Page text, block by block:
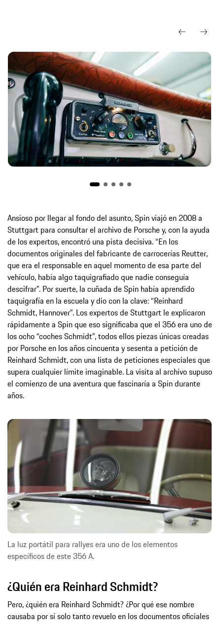
Ansioso por llegar al fondo del asunto, Spin viajó en 2008 a
Stuttgart para consultar el archivo de Porsche y, con la ayuda
de los expertos, encontró una pista decisiva. “En los
documentos originales del fabricante de carrocerías Reutter,
que era el responsable en aquel momento de esa parte del
vehículo, había algo taquigrafiado que nadie conseguía
descifrar”. Por suerte, la cuñada de Spin había aprendido
taquigrafía en la escuela y dio con la clave: “Reinhard
Schmidt, Hannover”. Los expertos de Stuttgart le explicaron
rápidamente a Spin que eso significaba que el 356 era uno de
los ocho “coches Schmidt”, todos ellos piezas únicas creadas
por Porsche en los años cincuenta y sesenta a petición de
Reinhard Schmidt, con una lista de peticiones especiales que
supera cualquier límite imaginable. La visita al archivo supuso
el comienzo de una aventura que fascinaría a Spin durante
años.
La luz portátil para rallyes era uno de los elementos
específicos de este 356 A.
¿Quién era Reinhard Schmidt?
Pero, ¿quién era Reinhard Schmidt? ¿Por qué ese nombre
causaba por sí solo tanto revuelo en los documentos oficiales